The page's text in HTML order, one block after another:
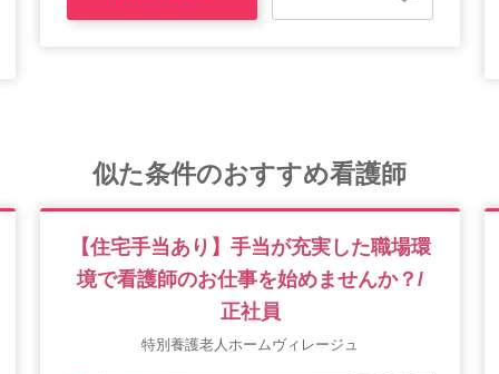
似た条件のおすすめ看護師
【住宅手当あり】手当が充実した職場環
境で看護師のお仕事を始めませんか？/
正社員
特別養護老人ホームヴィレージュ